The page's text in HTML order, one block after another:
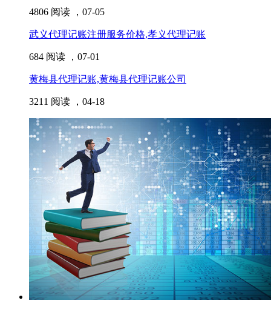
4806 阅读 ， 07-05
武义代理记账注册服务价格,孝义代理记账
684 阅读 ， 07-01
黄梅县代理记账,黄梅县代理记账公司
3211 阅读 ， 04-18